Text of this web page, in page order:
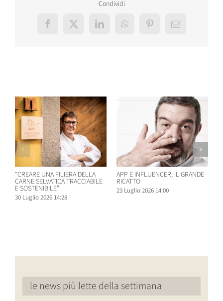
Condividi
Facebook
X LinkedInWhatsAppPinterestEmail
“CREARE UNA FILIERA DELLA
CARNE SELVATICA TRACCIABILE
E SOSTENIBILE”
30 Luglio 2026 14:28
APP E INFLUENCER, IL GRANDE
RICATTO
23 Luglio 2026 14:00
le news più lette della settimana